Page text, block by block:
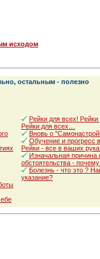
исходом
остальным - полезно
Рейки для всех!
Рейки для всех…
Вновь о
Обучение и прогресс
Рейки - все в ваших
Изначальная
обстоятельства -
Болезнь - что это ?
указание?